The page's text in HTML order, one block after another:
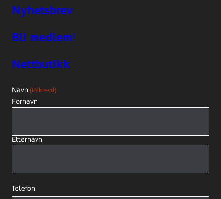
Nyhetsbrev
Bli medlem!
Nettbutikk
Navn (Påkrevd)
Fornavn
Etternavn
Telefon